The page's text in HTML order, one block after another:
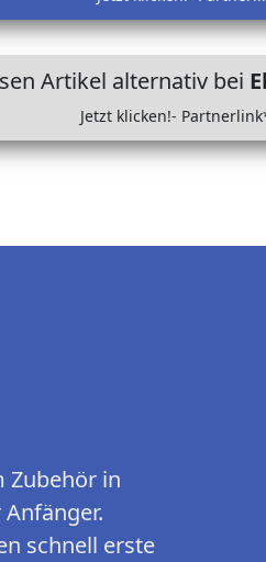
Artikel alternativ bei
Jetzt klicken!-
Zubehör in
schnell erste